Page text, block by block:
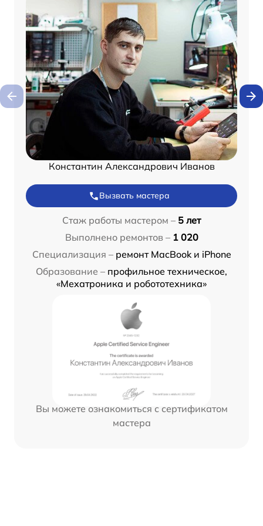
Константин Александрович Иванов
Вызвать мастера
Стаж работы мастером – 5 лет
Выполнено ремонтов – 1 020
Специализация – ремонт MacBook и iPhone
Образование – профильное техническое,
«Мехатроника и робототехника»
Вы можете ознакомиться с сертификатом
мастера